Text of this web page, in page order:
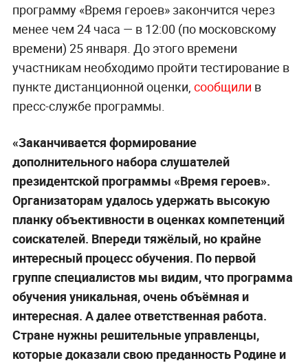
программу «Время героев» закончится через
менее чем 24 часа — в 12:00 (по московскому
времени) 25 января. До этого времени
участникам необходимо пройти тестирование в
пункте дистанционной оценки, сообщили в
пресс-службе программы.
«Заканчивается формирование
дополнительного набора слушателей
президентской программы «Время героев».
Организаторам удалось удержать высокую
планку объективности в оценках компетенций
соискателей. Впереди тяжёлый, но крайне
интересный процесс обучения. По первой
группе специалистов мы видим, что программа
обучения уникальная, очень объёмная и
интересная. А далее ответственная работа.
Стране нужны решительные управленцы,
которые доказали свою преданность Родине и